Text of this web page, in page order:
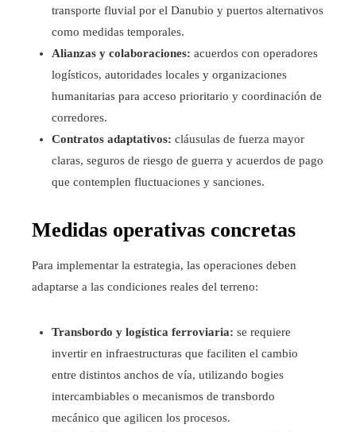
transporte fluvial por el Danubio y puertos alternativos
como medidas temporales.
Alianzas y colaboraciones: acuerdos con operadores
logísticos, autoridades locales y organizaciones
humanitarias para acceso prioritario y coordinación de
corredores.
Contratos adaptativos: cláusulas de fuerza mayor
claras, seguros de riesgo de guerra y acuerdos de pago
que contemplen fluctuaciones y sanciones.
Medidas operativas concretas
Para implementar la estrategia, las operaciones deben
adaptarse a las condiciones reales del terreno:
Transbordo y logística ferroviaria: se requiere
invertir en infraestructuras que faciliten el cambio
entre distintos anchos de vía, utilizando bogies
intercambiables o mecanismos de transbordo
mecánico que agilicen los procesos.